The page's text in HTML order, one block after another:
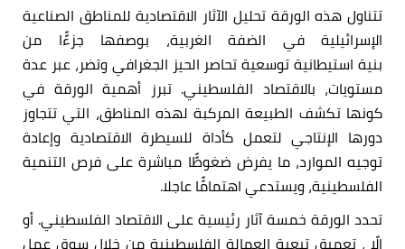
تتناول هذه الورقة تحليل الآثار الاقتصادية للمناطق الصناعية
الإسرائيلية في الضفة الغربية، بوصفها جزءًًا من
بنية استيطانية توسعية تحاصر الحيز الجغرافي وتضر، عبر عدة
مستويات، بالاقتصاد الفلسطيني. تبرز أهمية الورقة في
كونها تكشف الطبيعة المركبة لهذه المناطق، التي تتجاوز
دورها الإنتاجي لتعمل كأداة للسيطرة الاقتصادية وإعادة
توجيه الموارد، ما يفرض ضغوطًًا مباشرة على فرص التنمية
الفلسطينية، ويستدعي اهتمامًًا عاجلا.
تحدد الورقة خمسة آثار رئيسية على الاقتصاد الفلسطيني. أو
الًا ، تعميق تبعية العمالة الفلسطينية من خلال سوق عمل